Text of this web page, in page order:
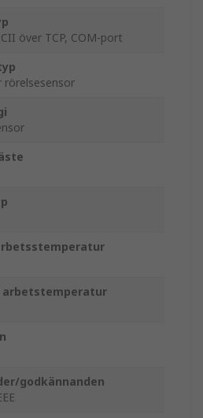
över TCP, COM-port
rörelsesensor
arbetstemperatur
godkännanden